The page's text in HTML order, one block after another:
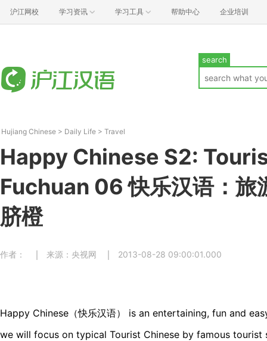
沪江网校 学习资讯 学习工具 帮助中心 企业培训
search
Hujiang Chinese > Daily Life > Travel
Happy Chinese S2:
Fuchuan 06 快乐汉语：旅
脐橙
作者： 来源：央视网 2013-08-28 09:00:01.000
Happy Chinese（快乐汉语） is an entertaining, fun and
we will focus on typical Tourist Chinese by famous tourist